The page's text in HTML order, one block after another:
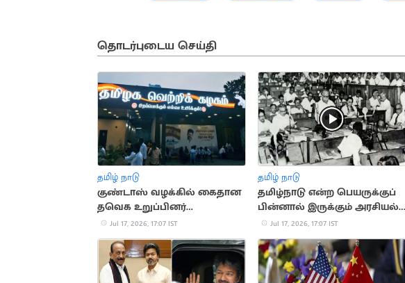
தொடர்புடைய செய்தி
தமிழ் நாடு
குண்டாஸ் வழக்கில் கைதான
தவெக உறுப்பினர்
கட்சியிலிருந்து நீக்கம்
Jul 17, 2026, 17:07 IST
தமிழ் நாடு
தமிழ்நாடு என்ற பெயருக்குப்
பின்னால் இருக்கும் அரசியல்
வரலாறு
Jul 17, 2026, 17:07 IST